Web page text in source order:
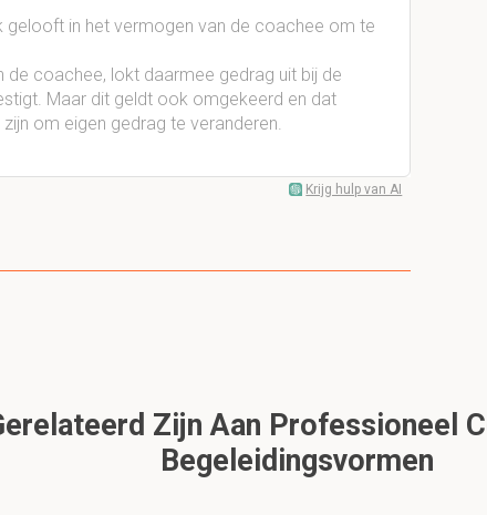
in het vermogen van de coachee om te
de coachee, lokt daarmee gedrag uit bij de
Maar dit geldt ook omgekeerd en dat
om eigen gedrag te veranderen.
Krijg hulp van AI
Zijn Aan Professioneel
Begeleidingsvormen